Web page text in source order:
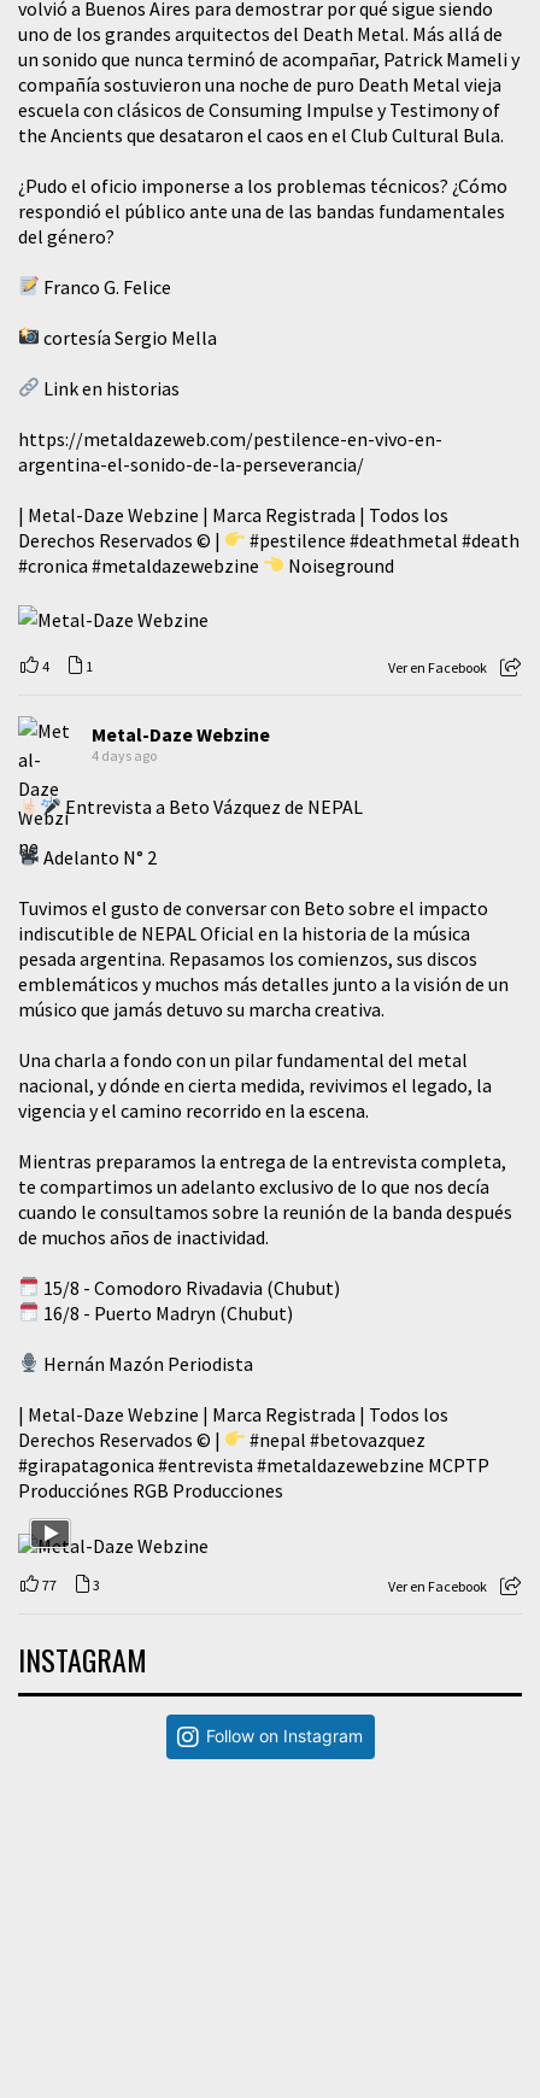
volvió a Buenos Aires para demostrar por qué sigue siendo
uno de los grandes arquitectos del Death Metal. Más allá de
un sonido que nunca terminó de acompañar, Patrick Mameli y
compañía sostuvieron una noche de puro Death Metal vieja
escuela con clásicos de Consuming Impulse y Testimony of
the Ancients que desataron el caos en el Club Cultural Bula.
¿Pudo el oficio imponerse a los problemas técnicos? ¿Cómo
respondió el público ante una de las bandas fundamentales
del género?
Franco G. Felice
cortesía Sergio Mella
Link en historias
https://metaldazeweb.com/pestilence-en-vivo-en-
argentina-el-sonido-de-la-perseverancia/
| Metal-Daze Webzine | Marca Registrada | Todos los
Derechos Reservados © |
#pestilence #deathmetal #death
#cronica #metaldazewebzine Noiseground
4 1 Ver en Facebook
Metal-Daze Webzine
4 days ago
Entrevista a Beto Vázquez de NEPAL
Adelanto N° 2
Tuvimos el gusto de conversar con Beto sobre el impacto
indiscutible de NEPAL Oficial en la historia de la música
pesada argentina. Repasamos los comienzos, sus discos
emblemáticos y muchos más detalles junto a la visión de un
músico que jamás detuvo su marcha creativa.
​Una charla a fondo con un pilar fundamental del metal
nacional, y dónde en cierta medida, revivimos el legado, la
vigencia y el camino recorrido en la escena.
Mientras preparamos la entrega de la entrevista completa,
te compartimos un adelanto exclusivo de lo que nos decía
cuando le consultamos sobre la reunión de la banda después
de muchos años de inactividad.
15/8 - Comodoro Rivadavia (Chubut)
16/8 - Puerto Madryn (Chubut)
Hernán Mazón Periodista
| Metal-Daze Webzine | Marca Registrada | Todos los
Derechos Reservados © |
#nepal #betovazquez
#girapatagonica #entrevista #metaldazewebzine MCPTP
Producciónes RGB Producciones
77 3 Ver en Facebook
INSTAGRAM
Follow on Instagram